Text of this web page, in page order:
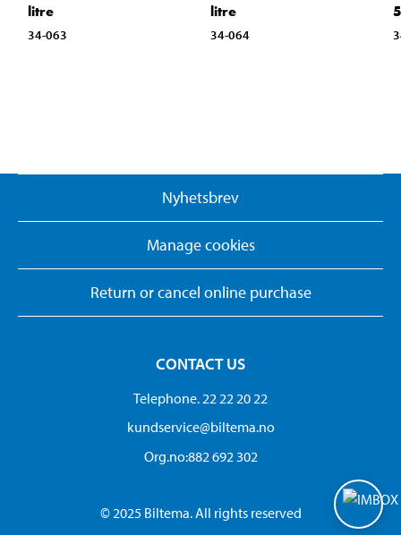
litre
34-063
litre
34-064
Nyhetsbrev
Manage cookies
Return or cancel online purchase
CONTACT US
Telephone. 22 22 20 22
kundservice@biltema.no
Org.no:882 692 302
© 2025 Biltema. All rights reserved